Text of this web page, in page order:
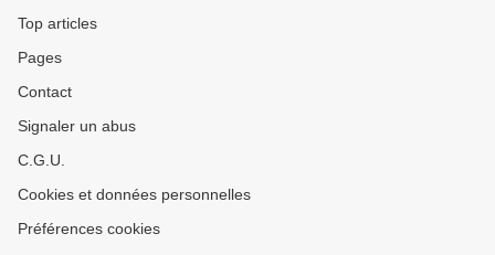
Top articles
Pages
Contact
Signaler un abus
C.G.U.
Cookies et données personnelles
Préférences cookies